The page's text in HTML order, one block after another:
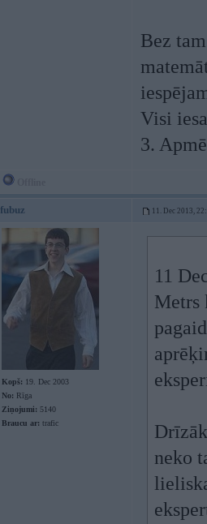
Bez
Visi
3.
fubuz 11. Dec 2013,
Kopš: 19. Dec 2003
No: Rīga
Ziņojumi: 5140
Braucu ar: trafic
11
Metrs
neko